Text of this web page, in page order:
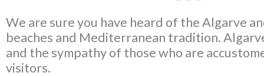
We are sure you have heard of the Algarve
beaches and Mediterranean tradition.
and the sympathy of those who are
visitors.